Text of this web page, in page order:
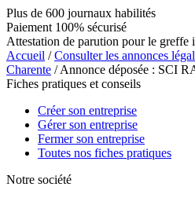
Plus de 600 journaux habilités
Paiement 100% sécurisé
Attestation de parution pour le greffe
Accueil /Consulter les annonces
Charente / Annonce déposée : SCI
Fiches pratiques et conseils
Créer son entreprise
Gérer son entreprise
Fermer son entreprise
Toutes nos fiches pratiques
Notre société